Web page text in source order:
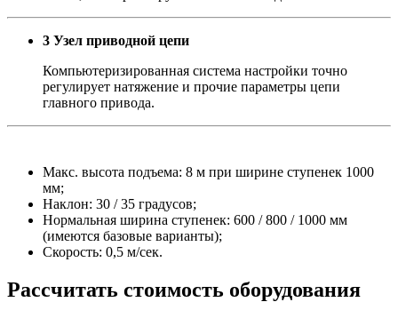
3 Узел приводной цепи
Компьютеризированная система настройки точно
регулирует натяжение и прочие параметры цепи
главного привода.
Макс. высота подъема: 8 м при ширине ступенек 1000
мм;
Наклон: 30 / 35 градусов;
Нормальная ширина ступенек: 600 / 800 / 1000 мм
(имеются базовые варианты);
Скорость: 0,5 м/сек.
Рассчитать стоимость оборудования